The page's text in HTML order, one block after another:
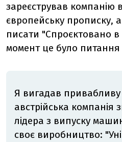
зареєстрував компанію
європейську прописку,
писати "Спроєктовано в
момент це було
Я вигадав привабливу
австрійська компанія
лідера з випуску
своє виробництво: